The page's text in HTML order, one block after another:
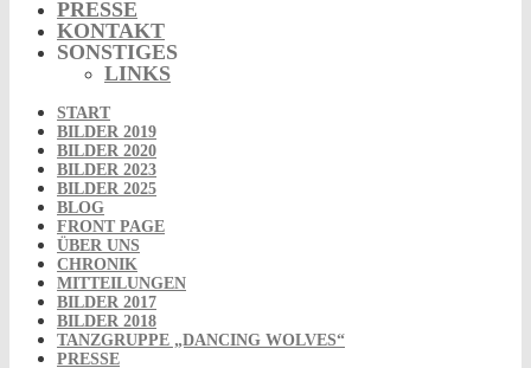
PRESSE
KONTAKT
SONSTIGES
LINKS
START
BILDER 2019
BILDER 2020
BILDER 2023
BILDER 2025
BLOG
FRONT PAGE
ÜBER UNS
CHRONIK
MITTEILUNGEN
BILDER 2017
BILDER 2018
TANZGRUPPE „DANCING WOLVES“
PRESSE